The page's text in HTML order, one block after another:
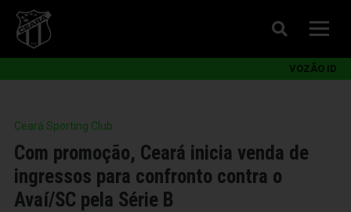
VOZÃO ID
Ceará Sporting Club
Com promoção, Ceará inicia venda de
ingressos para confronto contra o
Avaí/SC pela Série B